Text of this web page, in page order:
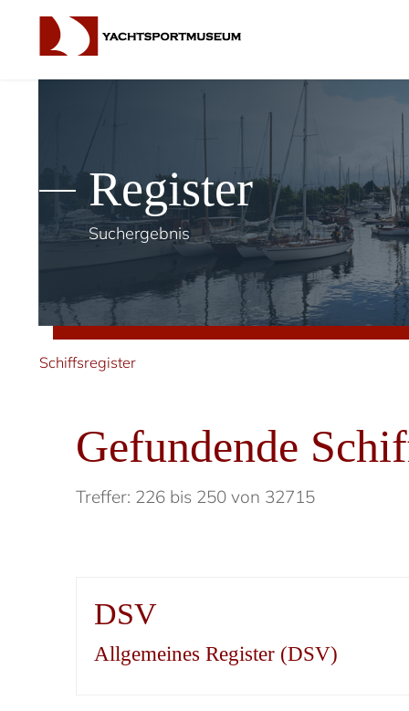
Register
Suchergebnis
Schiffsregister
Gefundende
Treffer: 226 bis 250 von 32715
DSV
Allgemeines Register (DSV)